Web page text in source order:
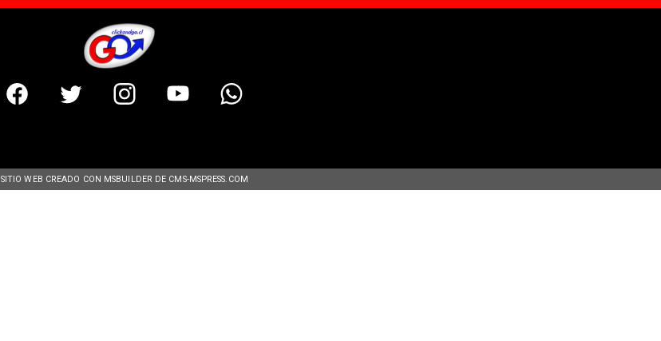
SITIO WEB CREADO CON MSBUILDER DE CMS-MSPRESS.COM